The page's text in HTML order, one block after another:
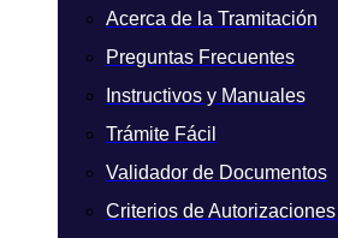
Acerca de la Tramitación
Preguntas Frecuentes
Instructivos y Manuales
Trámite Fácil
Validador de Documentos
Criterios de